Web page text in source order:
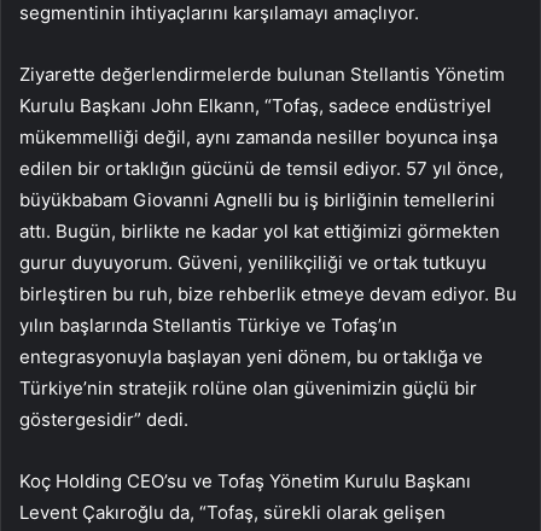
segmentinin ihtiyaçlarını karşılamayı amaçlıyor.
Ziyarette değerlendirmelerde bulunan Stellantis Yönetim
Kurulu Başkanı John Elkann, “Tofaş, sadece endüstriyel
mükemmelliği değil, aynı zamanda nesiller boyunca inşa
edilen bir ortaklığın gücünü de temsil ediyor. 57 yıl önce,
büyükbabam Giovanni Agnelli bu iş birliğinin temellerini
attı. Bugün, birlikte ne kadar yol kat ettiğimizi görmekten
gurur duyuyorum. Güveni, yenilikçiliği ve ortak tutkuyu
birleştiren bu ruh, bize rehberlik etmeye devam ediyor. Bu
yılın başlarında Stellantis Türkiye ve Tofaş’ın
entegrasyonuyla başlayan yeni dönem, bu ortaklığa ve
Türkiye’nin stratejik rolüne olan güvenimizin güçlü bir
göstergesidir” dedi.
Koç Holding CEO’su ve Tofaş Yönetim Kurulu Başkanı
Levent Çakıroğlu da, “Tofaş, sürekli olarak gelişen